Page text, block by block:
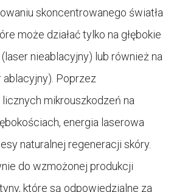
skoncentrowanego światła
może działać tylko na głębokie
nieablacyjny) lub również na
ablacyjny). Poprzez
mikrouszkodzeń na
energia laserowa
naturalnej regeneracji skóry.
do wzmożonej produkcji
które są odpowiedzialne za